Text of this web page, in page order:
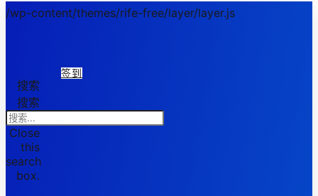
/wp-content/themes/rife-free/layer/layer.js
签到
搜索
搜索
Close
this
search
box.